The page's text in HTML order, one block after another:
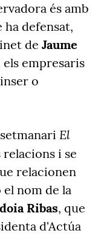
és amb
ha defensat,
de Jaume
els empresaris
o
El
relacions i se
relacionen
el nom de la
Ribas, que
d'Actúa